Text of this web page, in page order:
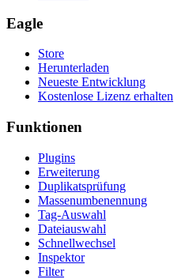
Eagle
Store
Herunterladen
Neueste Entwicklung
Kostenlose Lizenz erhalten
Funktionen
Plugins
Erweiterung
Duplikatsprüfung
Massenumbenennung
Tag-Auswahl
Dateiauswahl
Schnellwechsel
Inspektor
Filter